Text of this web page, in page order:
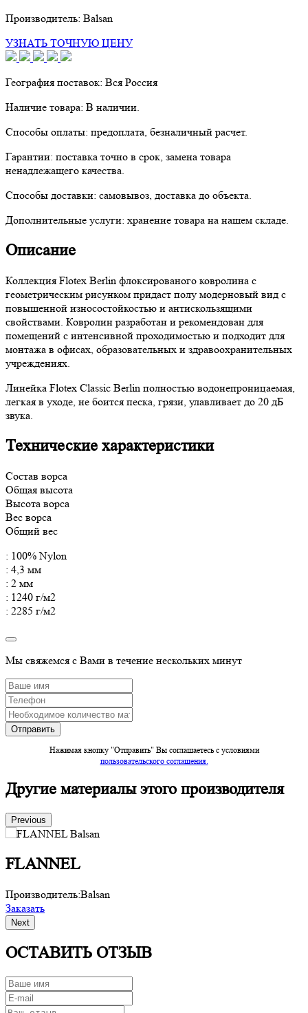
Производитель: Balsan
УЗНАТЬ ТОЧНУЮ ЦЕНУ
География поставок: Вся Россия
Наличие товара: В наличии.
Способы оплаты: предоплата, безналичный расчет.
Гарантии: поставка точно в срок, замена товара
ненадлежащего качества.
Способы доставки: самовывоз, доставка до объекта.
Дополнительные услуги: хранение товара на нашем складе.
Описание
Коллекция Flotex Berlin флоксированого ковролина с
геометрическим рисунком придаст полу модерновый вид с
повышенной износостойкостью и антискользящими
свойствами. Ковролин разработан и рекомендован для
помещений с интенсивной проходимостью и подходит для
монтажа в офисах, образовательных и здравоохранительных
учреждениях.
Линейка Flotex Classic Berlin полностью водонепроницаемая,
легкая в уходе, не боится песка, грязи, улавливает до 20 дБ
звука.
Технические характеристики
Состав ворса
Общая высота
Высота ворса
Вес ворса
Общий вес
: 100% Nylon
: 4,3 мм
: 2 мм
: 1240 г/м2
: 2285 г/м2
Мы свяжемся с Вами в течение нескольких минут
Нажимая кнопку "Отправить" Вы соглашаетесь c условиями
пользовательского соглашения.
Другие материалы этого производителя
Previous
FLANNEL
Производитель:Balsan
Заказать
Next
ОСТАВИТЬ ОТЗЫВ